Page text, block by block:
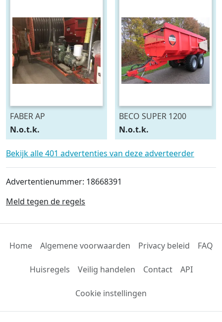
FABER AP
N.o.t.k.
BECO SUPER 1200
N.o.t.k.
Bekijk alle 401 advertenties van deze adverteerder
Advertentienummer: 18668391
Meld tegen de regels
Home Algemene voorwaarden Privacy beleid FAQ
Huisregels Veilig handelen Contact API
Cookie instellingen